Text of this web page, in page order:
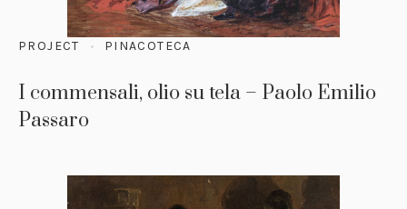
PROJECT PINACOTECA
I commensali, olio su tela – Paolo Emilio
Passaro